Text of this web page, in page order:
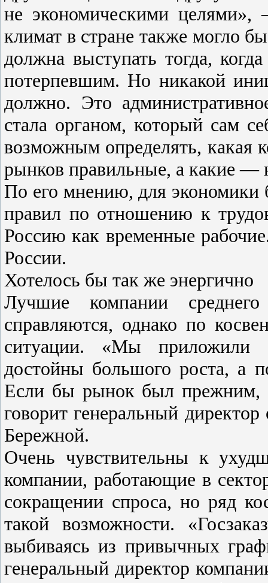
не экономическими
климат в стране также могло
должна выступать тогда,
потерпевшим. Но никакой
должно. Это
стала органом, который сам
возможным определять, какая
рынков правильные, а какие —
По его мнению, для
правил по отношению к
Россию как временные
России.
Хотелось бы так же энергично
Лучшие компании
справляются, однако по
ситуации. «Мы приложили
достойны большого роста, а
Если бы рынок был прежним,
говорит генеральный
Бережной.
Очень чувствительны к
компании, работающие в
сокращении спроса, но ряд
такой возможности.
выбиваясь из привычных
генеральный директор